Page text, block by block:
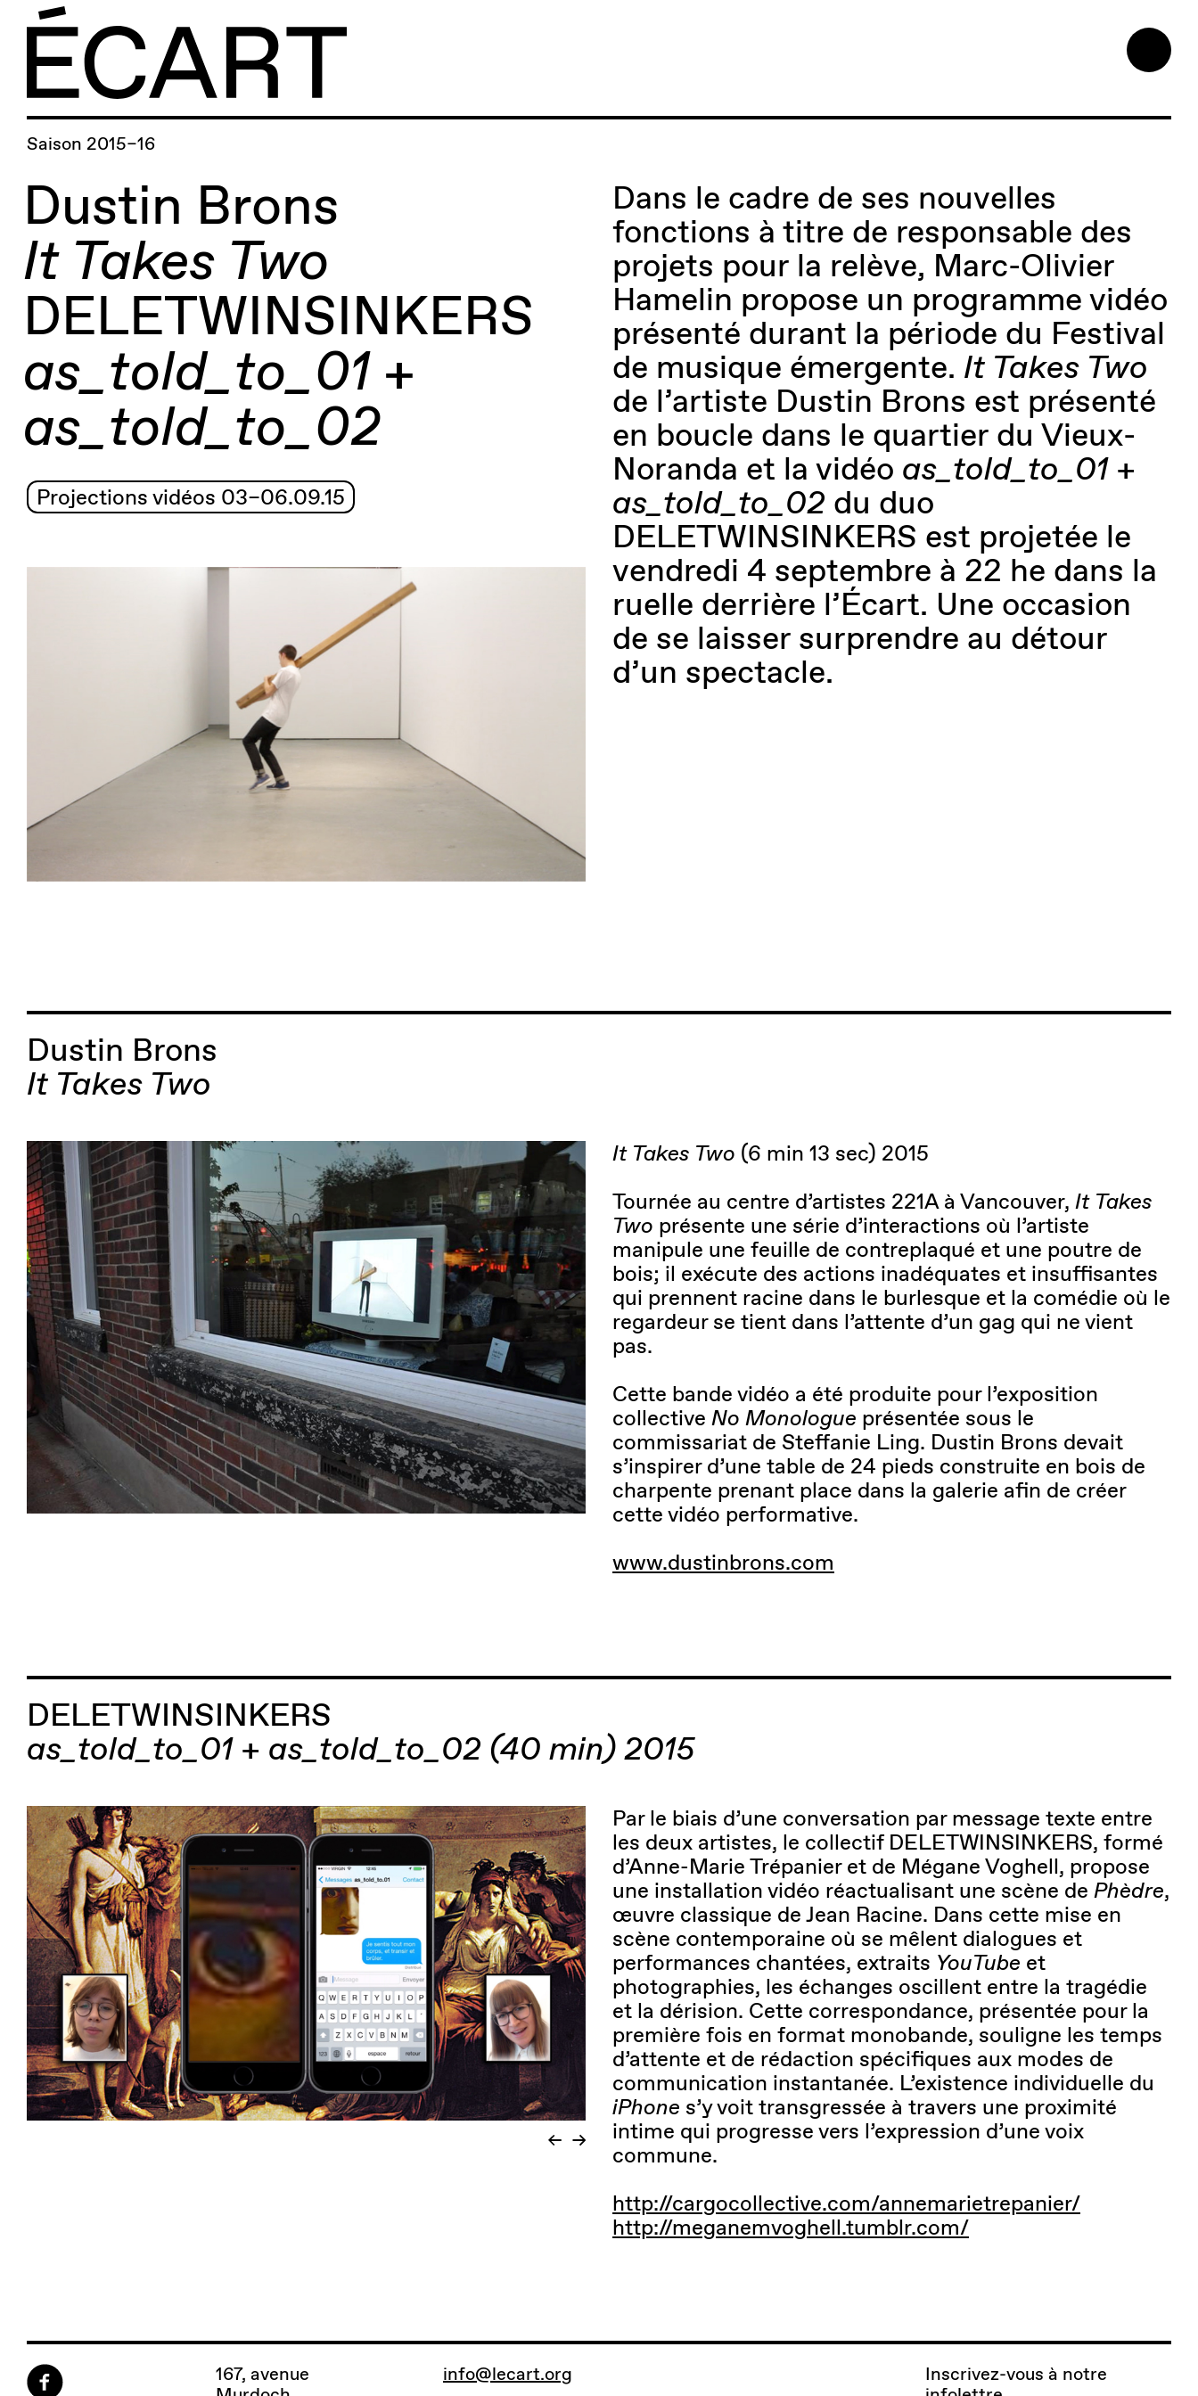
Saison 2015–16
Dustin Brons
It Takes Two
DELETWINSINKERS
as_told_to_01 +
as_told_to_02
Projections vidéos 03–06.09.15
Dans le cadre de ses nouvelles
fonctions à titre de responsable des
projets pour la relève, Marc-Olivier
Hamelin propose un programme vidéo
présenté durant la période du Festival
de musique émergente. It Takes Two
de l’artiste Dustin Brons est présenté
en boucle dans le quartier du Vieux-
Noranda et la vidéo as_told_to_01 +
as_told_to_02 du duo
DELETWINSINKERS est projetée le
vendredi 4 septembre à 22 he dans la
ruelle derrière l’Écart. Une occasion
de se laisser surprendre au détour
d’un spectacle.
Dustin Brons
It Takes Two
It Takes Two (6 min 13 sec) 2015
Tournée au centre d’artistes 221A à Vancouver, It Takes
Two présente une série d’interactions où l’artiste
manipule une feuille de contreplaqué et une poutre de
bois; il exécute des actions inadéquates et insuffisantes
qui prennent racine dans le burlesque et la comédie où le
regardeur se tient dans l’attente d’un gag qui ne vient
pas.
Cette bande vidéo a été produite pour l’exposition
collective No Monologue présentée sous le
commissariat de Steffanie Ling. Dustin Brons devait
s’inspirer d’une table de 24 pieds construite en bois de
charpente prenant place dans la galerie afin de créer
cette vidéo performative.
www.dustinbrons.com
DELETWINSINKERS
as_told_to_01 + as_told_to_02 (40 min) 2015
Par le biais d’une conversation par message texte entre
les deux artistes, le collectif DELETWINSINKERS, formé
d’Anne-Marie Trépanier et de Mégane Voghell, propose
une installation vidéo réactualisant une scène de Phèdre,
œuvre classique de Jean Racine. Dans cette mise en
scène contemporaine où se mêlent dialogues et
performances chantées, extraits YouTube et
photographies, les échanges oscillent entre la tragédie
et la dérision. Cette correspondance, présentée pour la
première fois en format monobande, souligne les temps
d’attente et de rédaction spécifiques aux modes de
communication instantanée. L’existence individuelle du
iPhone s’y voit transgressée à travers une proximité
intime qui progresse vers l’expression d’une voix
commune.
http://cargocollective.com/annemarietrepanier/
http://meganemvoghell.tumblr.com/
167, avenue
info@lecart.org
Inscrivez-vous à notre